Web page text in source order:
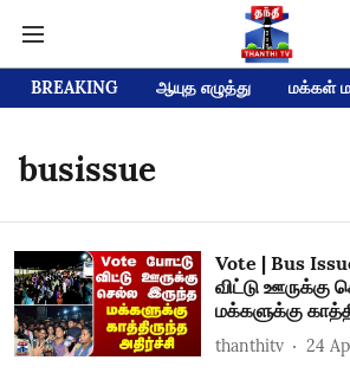
BREAKING ஆயுத எழுத்து மக்கள்
busissue
Vote | Bus
விட்டு ஊருக்கு
மக்களுக்கு
thanthitv 24